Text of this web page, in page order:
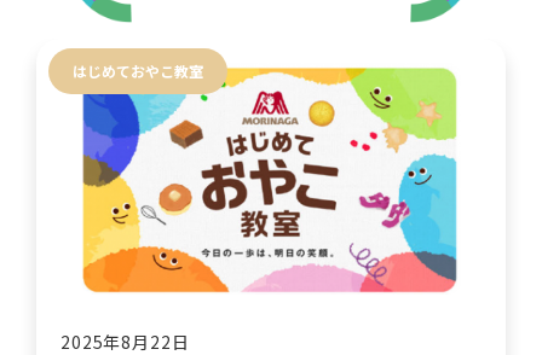
はじめておやこ教室
2025年8月22日